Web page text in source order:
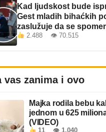
Kad ljudskost bude
Gest mladih bihaćkih
zaslužuje da se
2.488 👁 70.515
vas zanima i ovo
Majka rodila bebu
jednom u 625
(VIDEO)